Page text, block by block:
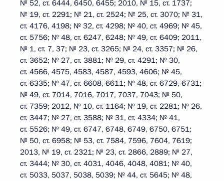
№ 52, ст. 6444, 6450, 6455; 2010, № 15, ст. 1737;
№ 19, ст. 2291; № 21, ст. 2524; № 25, ст. 3070; № 31,
ст. 4176, 4198; № 32, ст. 4298; № 40, ст. 4969; № 45,
ст. 5756; № 48, ст. 6247, 6248; № 49, ст. 6409; 2011,
№ 1, ст. 7, 37; № 23, ст. 3265; № 24, ст. 3357; № 26,
ст. 3652; № 27, ст. 3881; № 29, ст. 4291; № 30,
ст. 4566, 4575, 4583, 4587, 4593, 4606; № 45,
ст. 6335; № 47, ст. 6608, 6611; № 48, ст. 6729, 6731;
№ 49, ст. 7014, 7016, 7017, 7037, 7043; № 50,
ст. 7359; 2012, № 10, ст. 1164; № 19, ст. 2281; № 26,
ст. 3447; № 27, ст. 3588; № 31, ст. 4334; № 41,
ст. 5526; № 49, ст. 6747, 6748, 6749, 6750, 6751;
№ 50, ст. 6958; № 53, ст. 7584, 7596, 7604, 7619;
2013, № 19, ст. 2321; № 23, ст. 2866, 2889; № 27,
ст. 3444; № 30, ст. 4031, 4046, 4048, 4081; № 40,
ст. 5033, 5037, 5038, 5039; № 44, ст. 5645; № 48,